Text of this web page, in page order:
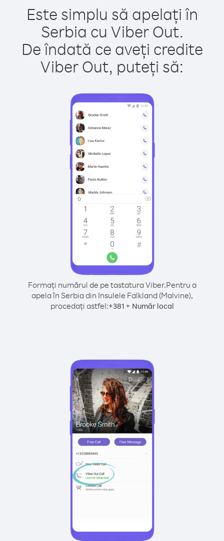
Este simplu să apelați în
Serbia cu Viber Out.
De îndată ce aveți credite
Viber Out, puteți să:
Formați numărul de pe tastatura Viber.Pentru a
apela în Serbia din Insulele Falkland (Malvine),
procedați astfel:+381+ Număr local